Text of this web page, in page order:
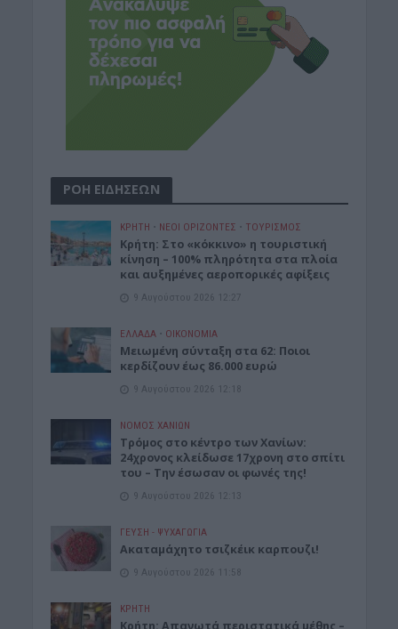
ΡΟΗ ΕΙΔΗΣΕΩΝ
ΚΡΗΤΗ • ΝΕΟΙ ΟΡΙΖΟΝΤΕΣ • ΤΟΥΡΙΣΜΟΣ
Κρήτη: Στο «κόκκινο» η τουριστική
κίνηση – 100% πληρότητα στα πλοία
και αυξημένες αεροπορικές αφίξεις
9 Αυγούστου 2026 12:27
ΕΛΛΑΔΑ • ΟΙΚΟΝΟΜΙΑ
Μειωμένη σύνταξη στα 62: Ποιοι
κερδίζουν έως 86.000 ευρώ
9 Αυγούστου 2026 12:18
ΝΟΜΌΣ ΧΑΝΊΩΝ
Τρόμος στο κέντρο των Χανίων:
24χρονος κλείδωσε 17χρονη στο σπίτι
του – Την έσωσαν οι φωνές της!
9 Αυγούστου 2026 12:13
ΓΕΎΣΗ - ΨΥΧΑΓΩΓΊΑ
Ακαταμάχητο τσιζκέικ καρπουζι!
9 Αυγούστου 2026 11:58
ΚΡΗΤΗ